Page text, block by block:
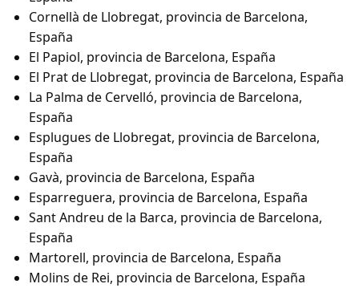
Cornellà de Llobregat, provincia de Barcelona,
España
El Papiol, provincia de Barcelona, España
El Prat de Llobregat, provincia de Barcelona, España
La Palma de Cervelló, provincia de Barcelona,
España
Esplugues de Llobregat, provincia de Barcelona,
España
Gavà, provincia de Barcelona, España
Esparreguera, provincia de Barcelona, España
Sant Andreu de la Barca, provincia de Barcelona,
España
Martorell, provincia de Barcelona, España
Molins de Rei, provincia de Barcelona, España